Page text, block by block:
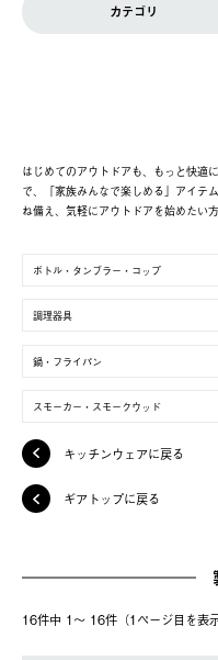
カテゴリ
はじめてのアウトドアも、もっと快適
で、「家族みんなで楽しめる」アイテ
ね備え、気軽にアウトドアを始めたい
ボトル・タンブラー・コップ
調理器具
鍋・フライパン
スモーカー・スモークウッド
キッチンウェアに戻る
ギアトップに戻る
16件中 1〜 16件（1ページ⽬を表⽰